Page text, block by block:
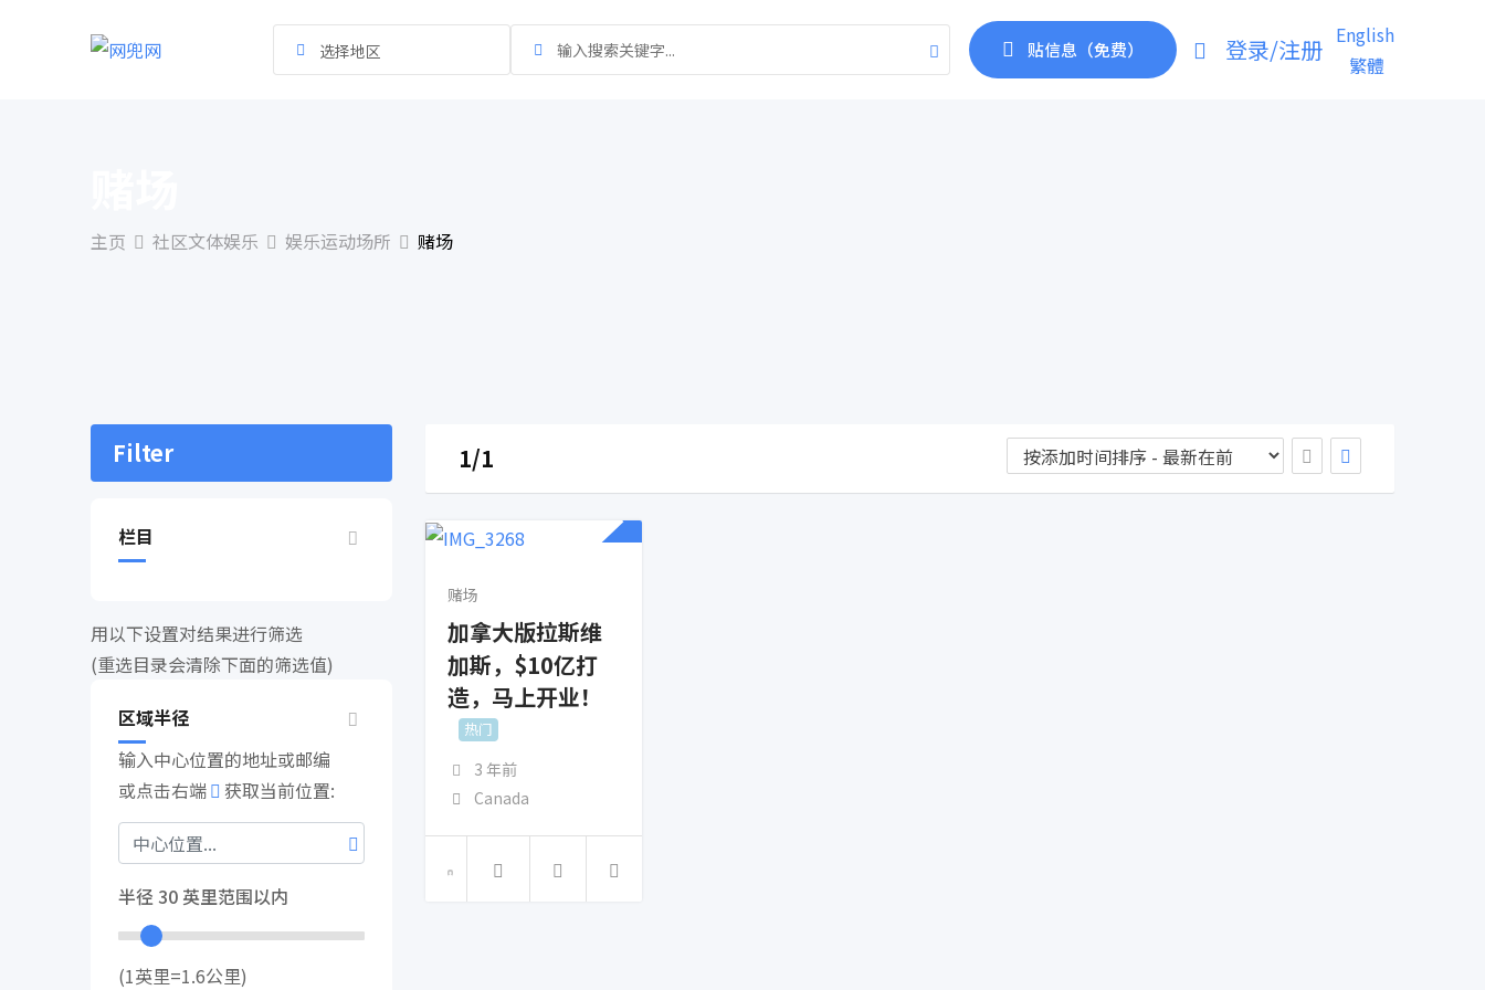
选择地区 贴信息（免费） 登录/注册 English
繁體
主页 社区文体娱乐 娱乐运动场所 赌场
Filter
栏目
用以下设置对结果进行筛选
(重选目录会清除下面的筛选值)
区域半径
输入中心位置的地址或邮编
或点击右端
获取当前位置:
半径 30 英里范围以内
(1英里=1.6公里)
1/1
赌场
加拿大版拉斯维
加斯，$10亿打
造，马上开业！
热门
3 年前
Canada